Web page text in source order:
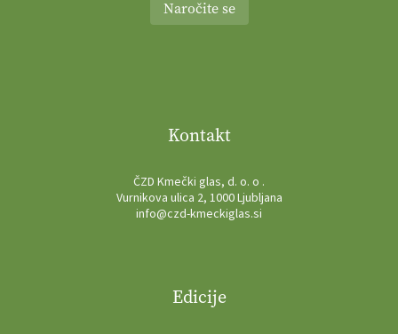
Naročite se
Kontakt
ČZD Kmečki glas, d. o. o .
Vurnikova ulica 2, 1000 Ljubljana
info@czd-kmeckiglas.si
Edicije